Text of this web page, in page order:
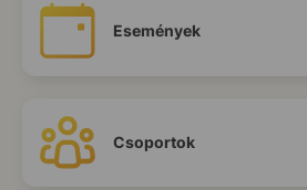
Események
Csoportok